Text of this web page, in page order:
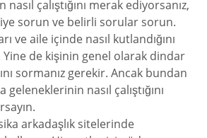
çalıştığını merak ediyorsanız,
sorun ve belirli sorular sorun.
ve aile içinde nasıl kutlandığını
de kişinin genel olarak dindar
sormanız gerekir. Ancak bundan
geleneklerinin nasıl çalıştığını
arkadaşlık sitelerinde